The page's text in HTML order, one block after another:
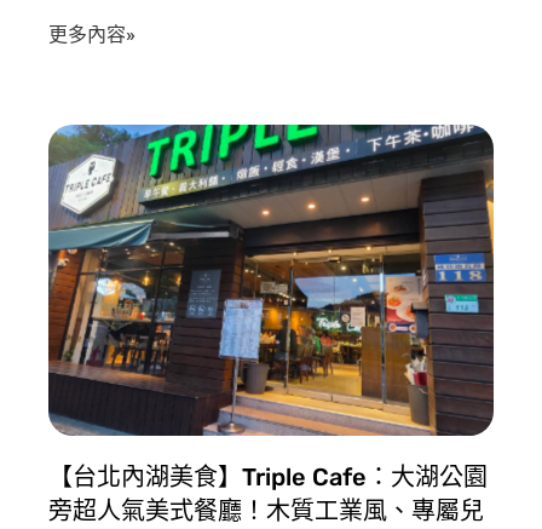
更多內容»
【台北內湖美食】Triple Cafe：大湖公園
旁超人氣美式餐廳！木質工業風、專屬兒